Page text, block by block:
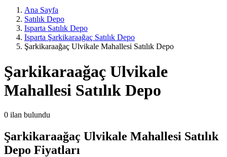
Ana Sayfa
Satılık Depo
Isparta Satılık Depo
Isparta Şarkikaraağaç Satılık Depo
Şarkikaraağaç Ulvikale Mahallesi Satılık Depo
Şarkikaraağaç Ulvikale
Mahallesi Satılık Depo
0 ilan bulundu
Şarkikaraağaç Ulvikale Mahallesi Satılık
Depo Fiyatları